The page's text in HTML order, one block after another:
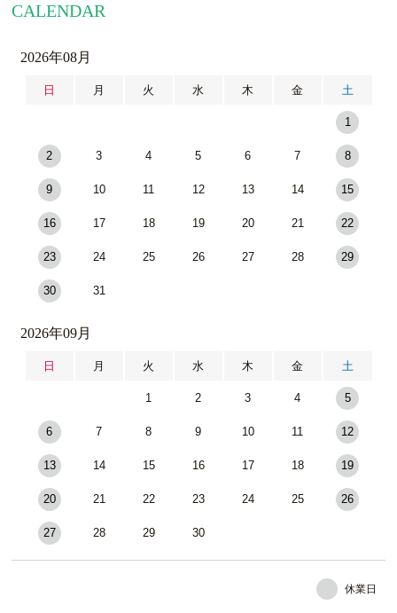
CALENDAR
2026年08月
日 月 火 水 木 金 土
1
2 3 4 5 6 7 8
9 10 11 12 13 14 15
16 17 18 19 20 21 22
23 24 25 26 27 28 29
30 31
2026年09月
日 月 火 水 木 金 土
1 2 3 4 5
6 7 8 9 10 11 12
13 14 15 16 17 18 19
20 21 22 23 24 25 26
27 28 29 30
休業日